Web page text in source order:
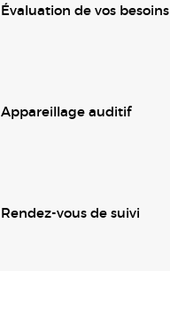
Évaluation de vos besoins
Appareillage auditif
Rendez-vous de suivi